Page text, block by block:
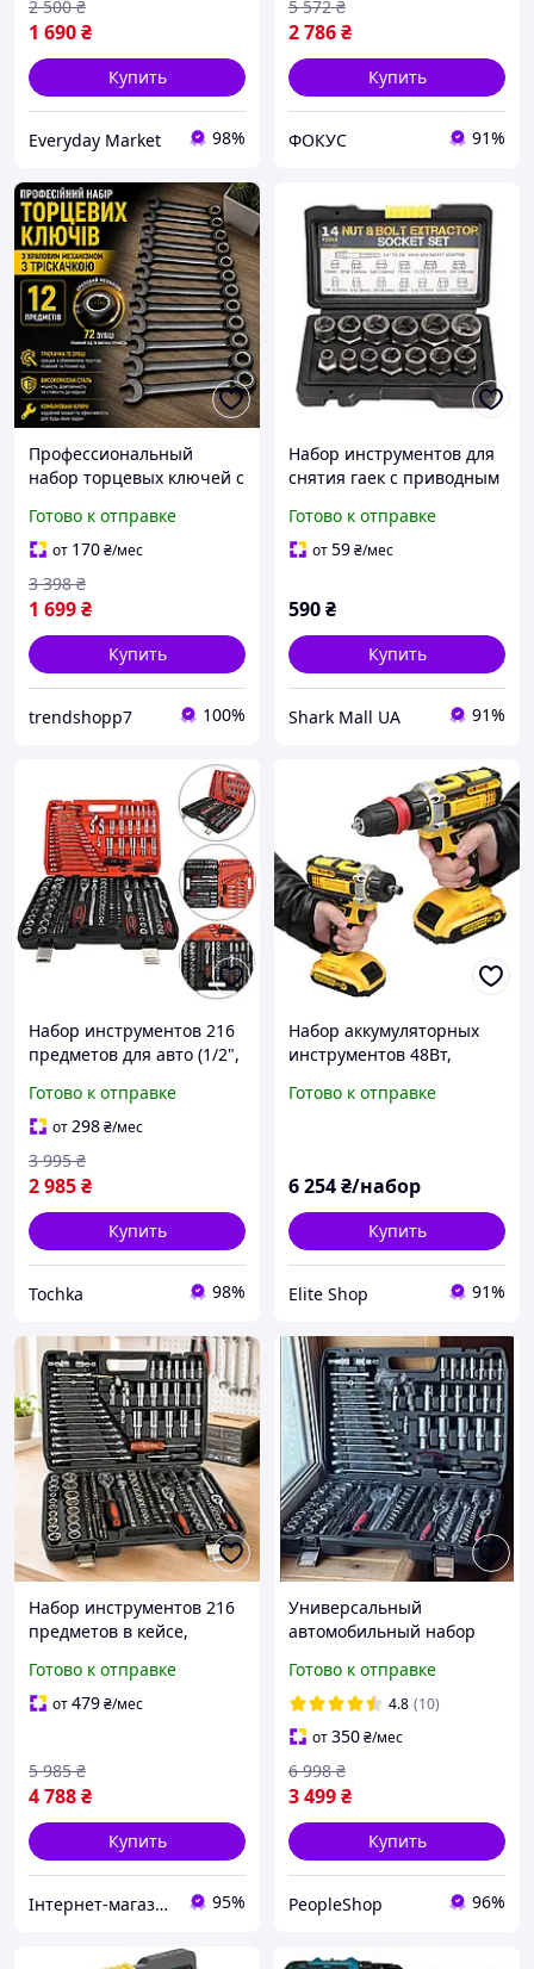
1 690₴
2 500 ₴
Купить
Everyday Market 98%
2 786₴
5 572 ₴
Купить
ФОКУС 91%
Профессиональный
набор торцевых ключей с
комбинированных с
трещоткой 12 предметов
Готово к отправке
от 170₴/мес
1 699₴
3 398 ₴
Купить
trendshopp7 100%
Набор инструментов для
снятия гаек с приводным
Готово к отправке
от59₴/мес
590₴
Купить
Shark Mall UA 91%
Набор инструментов 216
предметов для авто (1/2",
комплект головок и
ключей для автомобиля
TC
Готово к отправке
от298₴/мес
2 985₴
3 995 ₴
Купить
Tochka 98%
Набор аккумуляторных
инструментов 48Вт,
шуруповерт с
Готово к отправке
6 254₴/набор
Купить
Elite Shop 91%
Набор инструментов 216
предметов в кейсе,
торцевые головки,
Черный (Комплект для
Готово к отправке
от479₴/мес
4 788₴
5 985 ₴
Купить
Інтернет-магазин Megusta 95%
Универсальный
автомобильный набор
предметов комплект
ключей и головок
чемодане для авто дома
Готово к отправке
4.8 (10)
от350₴/мес
3 499₴
6 998 ₴
Купить
PeopleShop 96%